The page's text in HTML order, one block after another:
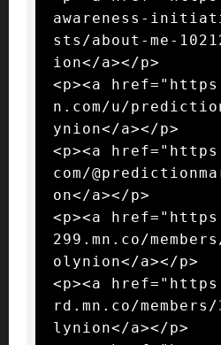
awareness-
sts/about-me-
ion</a></p>
<p><a
n.com/u/
ynion</a></p>
<p><a
com/
on</a></p>
<p><a
299.mn.co/
olynion</a></p>
<p><a
rd.mn.co/members/
lynion</a></p>